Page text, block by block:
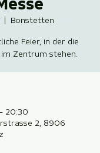
Bonstetten
Feier, in der die
Zentrum stehen.
20:30
2, 8906